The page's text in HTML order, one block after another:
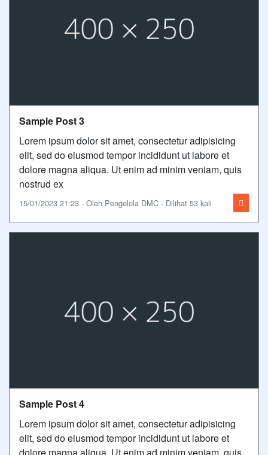
Sample Post 3
Lorem ipsum dolor sit amet, consectetur adipisicing
elit, sed do eiusmod tempor incididunt ut labore et
dolore magna aliqua. Ut enim ad minim veniam, quis
nostrud ex
15/01/2023 21:23 - Oleh Pengelola DMC - Dilihat 53 kali
Sample Post 4
Lorem ipsum dolor sit amet, consectetur adipisicing
elit, sed do eiusmod tempor incididunt ut labore et